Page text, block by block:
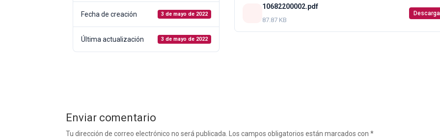
Fecha de creación 3 de mayo de 2022
Última actualización 3 de mayo de 2022
10682200002.pdf
87.87 KB
Enviar comentario
Tu dirección de correo electrónico no será publicada. Los campos obligatorios están marcados con*